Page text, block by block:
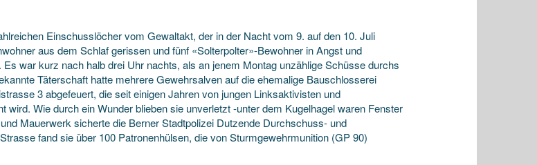
Einschusslöcher vom Gewaltakt, der in der Nacht vom 9. auf den 10. Juli
aus dem Schlaf gerissen und fünf «Solterpolter»-Bewohner in Angst und
war kurz nach halb drei Uhr nachts, als an jenem Montag unzählige Schüsse durchs
Täterschaft hatte mehrere Gewehrsalven auf die ehemalige Bauschlosserei
3 abgefeuert, die seit einigen Jahren von jungen Linksaktivisten und
wird. Wie durch ein Wunder blieben sie unverletzt -unter dem Kugelhagel waren Fenster
Mauerwerk sicherte die Berner Stadtpolizei Dutzende Durchschuss- und
fand sie über 100 Patronenhülsen, die von Sturmgewehrmunition (GP 90)